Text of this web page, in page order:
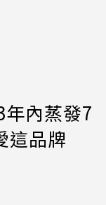
內蒸發7
這品牌